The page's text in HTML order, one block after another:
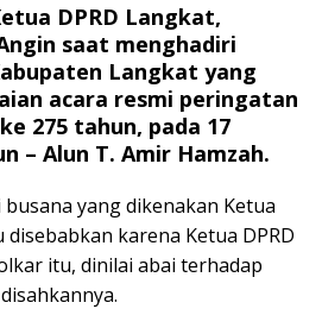
DPRD Langkat,
saat menghadiri
Langkat yang
acara resmi peringatan
275 tahun, pada 17
– Alun T. Amir Hamzah.
yang dikenakan Ketua
disebabkan karena Ketua DPRD
itu, dinilai abai terhadap